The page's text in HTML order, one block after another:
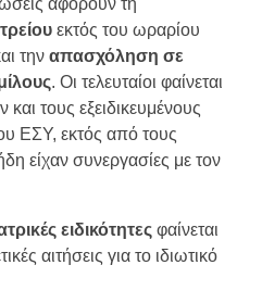
εκτός του ωραρίου
την απασχόληση σε
. Οι τελευταίοι φαίνεται
τους εξειδικευμένους
ΕΣΥ, εκτός από τους
είχαν συνεργασίες με τον
ειδικότητες φαίνεται
αιτήσεις για το ιδιωτικό